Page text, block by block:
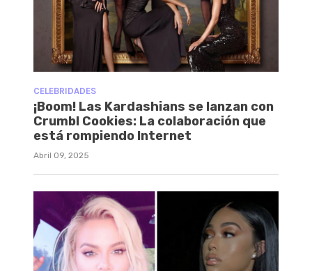
CELEBRIDADES
¡Boom! Las Kardashians se lanzan con
Crumbl Cookies: La colaboración que
está rompiendo Internet
Abril 09, 2025